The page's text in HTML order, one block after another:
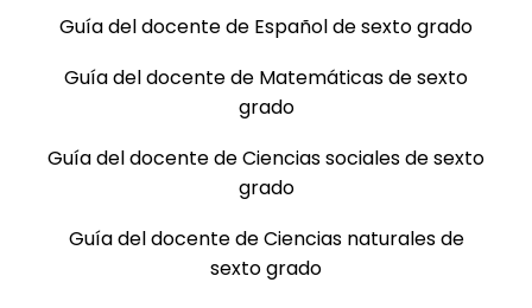
Guía del docente de Español de sexto grado
Guía del docente de Matemáticas de sexto
grado
Guía del docente de Ciencias sociales de sexto
grado
Guía del docente de Ciencias naturales de
sexto grado